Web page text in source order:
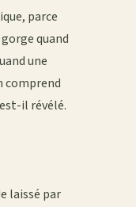
parce
quand
une
comprend
il révélé.
laissé par